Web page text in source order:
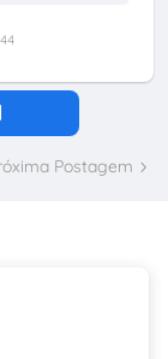
Postagem